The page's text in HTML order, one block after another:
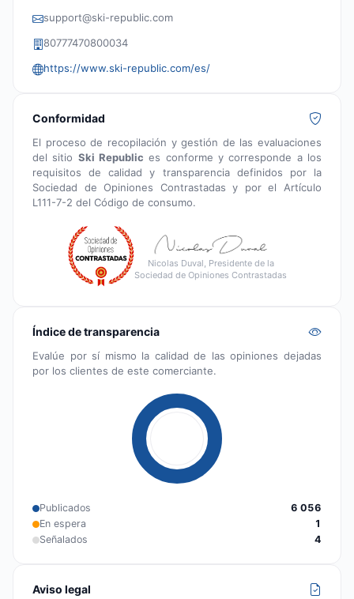
support@ski-republic.com
80777470800034
https://www.ski-republic.com/es/
Conformidad
El proceso de recopilación y gestión de las evaluaciones
del sitio Ski Republic es conforme y corresponde a los
requisitos de calidad y transparencia definidos por la
Sociedad de Opiniones Contrastadas y por el Artículo
L111-7-2 del Código de consumo.
Nicolas Duval, Presidente de la
Sociedad de Opiniones Contrastadas
Índice de transparencia
Evalúe por sí mismo la calidad de las opiniones dejadas
por los clientes de este comerciante.
Publicados
6 056
En espera
1
Señalados
4
Aviso legal